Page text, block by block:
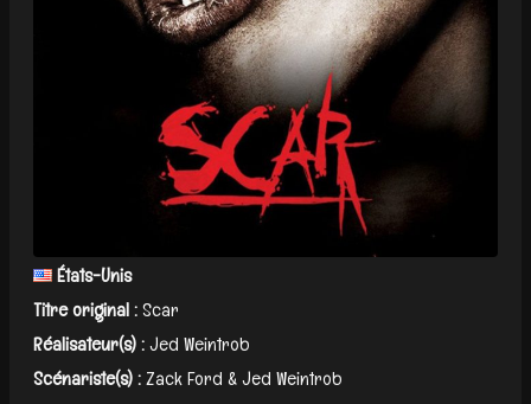
États-Unis
Titre original :Scar
Réalisateur(s) :Jed Weintrob
Scénariste(s) :Zack Ford & Jed Weintrob